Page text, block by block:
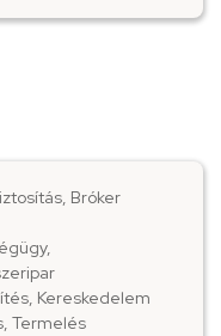
Bróker
Kereskedelem
Termelés